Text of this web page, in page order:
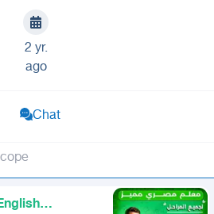
2 yr.
ago
Chat